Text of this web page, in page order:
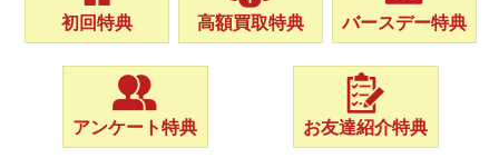
初回特典 高額買取特典 バースデー特典
アンケート特典 お友達紹介特典